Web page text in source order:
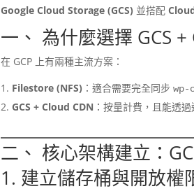
Google Cloud Storage (GCS) 並搭配
一、 為什麼選擇 GCS
在 GCP 上有兩種主流方案：
Filestore (NFS) ：適合需要完全同步wp-
GCS + Cloud CDN ：按量計費，且能透
二、 核心架構建立：
1. 建立儲存桶與開放權